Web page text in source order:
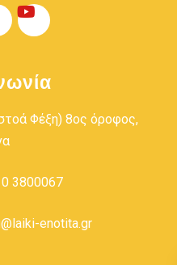
Φέξη) 8ος όροφος,
3800067
enotita.gr